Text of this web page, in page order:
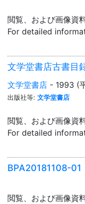
閲覧、および画像資
For detailed
文学堂書店古書目
文学堂書店 - 1993 (
出版社等: 文学堂書店
閲覧、および画像資
For detailed
BPA20181108-01
閲覧、および画像資